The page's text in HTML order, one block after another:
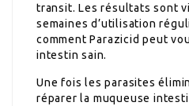
transit. Les résultats sont
semaines d’utilisation
comment Parazicid peut
intestin sain.
Une fois les parasites
réparer la muqueuse